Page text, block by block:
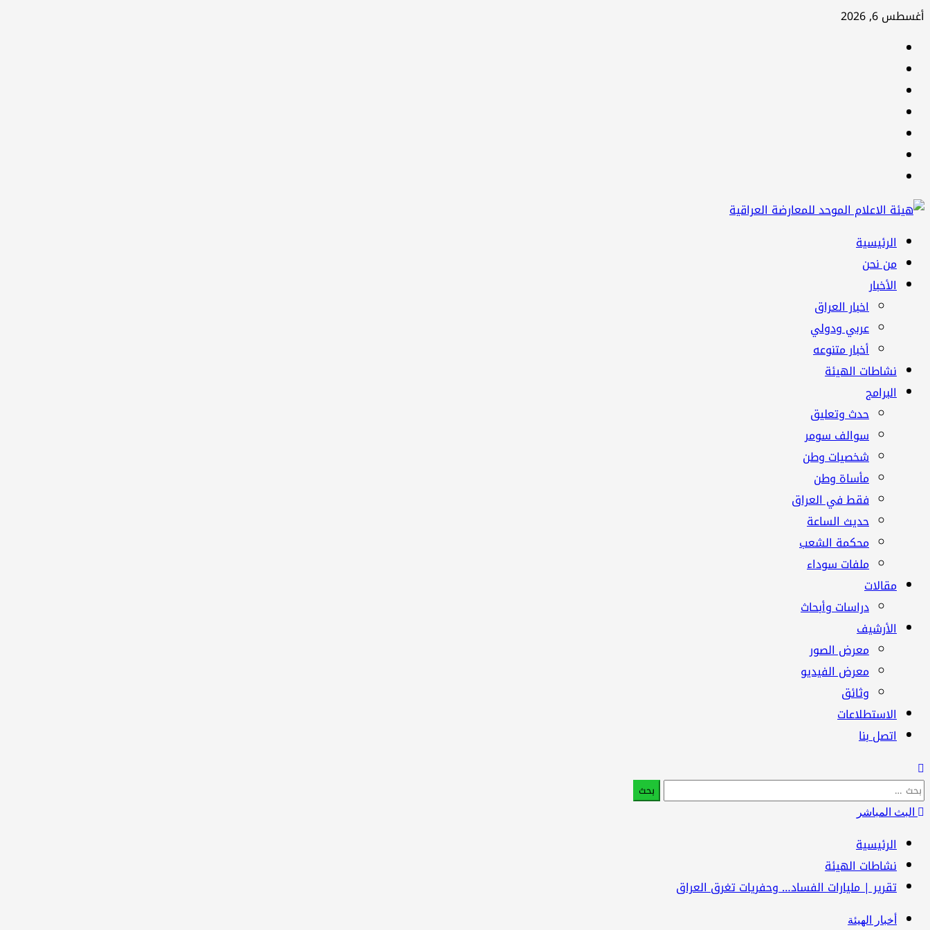
تخطي
أغسطس 6, 2026
القائمة
الرئيسية
الرئيسية
من نحن
الأخبار
اخبار العراق
عربي ودولي
أخبار متنوعه
نشاطات الهيئة
البرامج
حدث وتعليق
سوالف سومر
شخصيات وطن
مأساة وطن
فقط في العراق
حديث الساعة
محكمة الشعب
ملفات سوداء
مقالات
دراسات وأبحاث
الأرشيف
معرض الصور
معرض الفيديو
وثائق
الاستطلاعات
اتصل بنا
البحث
عن:البث المباشر
الرئيسية
نشاطات الهيئة
تقرير | مليارات الفساد… وحفريات تغرق العراق
أخبار الهيئة